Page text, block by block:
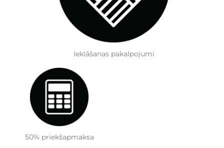
Ieklāšanas pakalpojumi
50% priekšapmaksa